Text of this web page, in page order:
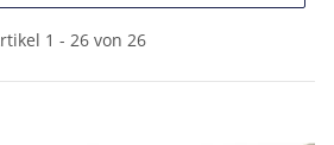
1 - 26 von 26